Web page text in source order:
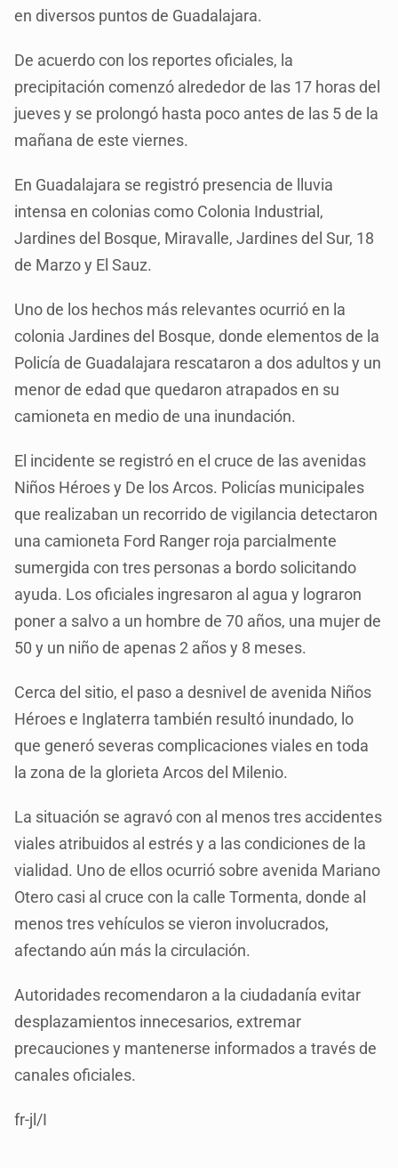
en diversos puntos de Guadalajara.
De acuerdo con los reportes oficiales, la
precipitación comenzó alrededor de las 17 horas del
jueves y se prolongó hasta poco antes de las 5 de la
mañana de este viernes.
En Guadalajara se registró presencia de lluvia
intensa en colonias como Colonia Industrial,
Jardines del Bosque, Miravalle, Jardines del Sur, 18
de Marzo y El Sauz.
Uno de los hechos más relevantes ocurrió en la
colonia Jardines del Bosque, donde elementos de la
Policía de Guadalajara rescataron a dos adultos y un
menor de edad que quedaron atrapados en su
camioneta en medio de una inundación.
El incidente se registró en el cruce de las avenidas
Niños Héroes y De los Arcos. Policías municipales
que realizaban un recorrido de vigilancia detectaron
una camioneta Ford Ranger roja parcialmente
sumergida con tres personas a bordo solicitando
ayuda. Los oficiales ingresaron al agua y lograron
poner a salvo a un hombre de 70 años, una mujer de
50 y un niño de apenas 2 años y 8 meses.
Cerca del sitio, el paso a desnivel de avenida Niños
Héroes e Inglaterra también resultó inundado, lo
que generó severas complicaciones viales en toda
la zona de la glorieta Arcos del Milenio.
La situación se agravó con al menos tres accidentes
viales atribuidos al estrés y a las condiciones de la
vialidad. Uno de ellos ocurrió sobre avenida Mariano
Otero casi al cruce con la calle Tormenta, donde al
menos tres vehículos se vieron involucrados,
afectando aún más la circulación.
Autoridades recomendaron a la ciudadanía evitar
desplazamientos innecesarios, extremar
precauciones y mantenerse informados a través de
canales oficiales.
fr-jl/I